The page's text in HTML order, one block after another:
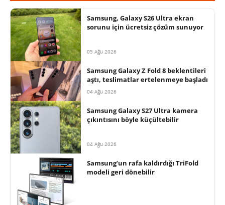
Samsung, Galaxy S26 Ultra ekran
sorunu için ücretsiz çözüm sunuyor
05 Ağu 2026
Samsung Galaxy Z Fold 8 beklentileri
aştı, teslimatlar ertelenmeye başladı
04 Ağu 2026
Samsung Galaxy S27 Ultra kamera
çıkıntısını böyle küçültebilir
04 Ağu 2026
Samsung’un rafa kaldırdığı TriFold
modeli geri dönebilir